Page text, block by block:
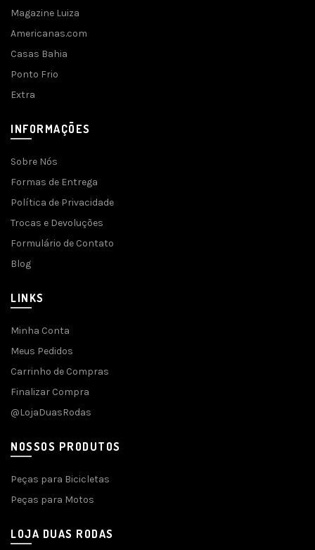
Magazine Luiza
Americanas.com
Casas Bahia
Ponto Frio
Extra
INFORMAÇÕES
Sobre Nós
Formas de Entrega
Política de Privacidade
Trocas e Devoluções
Formulário de Contato
Blog
LINKS
Minha Conta
Meus Pedidos
Carrinho de Compras
Finalizar Compra
@LojaDuasRodas
NOSSOS PRODUTOS
Peças para Bicicletas
Peças para Motos
LOJA DUAS RODAS